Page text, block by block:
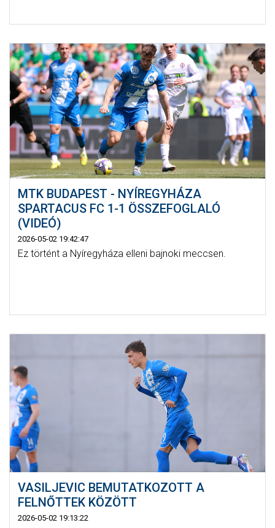
MTK BUDAPEST - NYÍREGYHÁZA
SPARTACUS FC 1-1 ÖSSZEFOGLALÓ
(VIDEÓ)
2026-05-02 19:42:47
Ez történt a Nyíregyháza elleni bajnoki meccsen.
VASILJEVIC BEMUTATKOZOTT A
FELNŐTTEK KÖZÖTT
2026-05-02 19:13:22